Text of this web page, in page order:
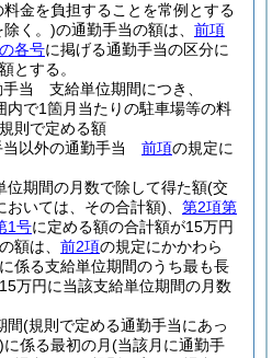
金を負担することを常例とする
除く。)の通勤手当の額は、 前項
各号に掲げる通勤手当の区分に
とする。
当 支給単位期間につき、
内で1箇月当たりの駐車場等の料
則で定める額
当以外の通勤手当 前項の規定に
位期間の月数で除して得た額(交
おいては、その合計額)
第2項第
1号に定める額の合計額が15万円
額は、 前2項の規定にかかわら
係る支給単位期間のうち最も長
万円に当該支給単位期間の月数
間(規則で定める通勤手当にあっ
に係る最初の月(当該月に通勤手